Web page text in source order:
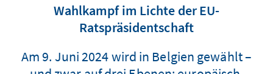
Wahlkampf im Lichte der EU-
Ratspräsidentschaft
Am 9. Juni 2024 wird in Belgien gewählt –